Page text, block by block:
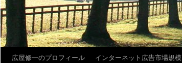
広屋修一のプロフィール インターネット広告市場規模